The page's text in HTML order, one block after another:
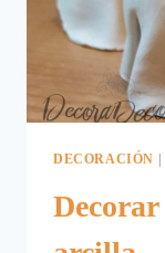
DECORACIÓN |